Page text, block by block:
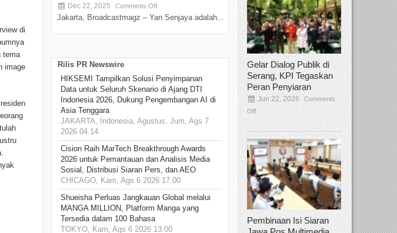
di
tema
image
Dec 22, 2025 Comments Off
Jakarta, Broadcastmagz – Yan Senjaya adalah...
Sep 08, 2025 Comments Off
Bekasi, Broadcastmagz – Dalam upaya
talenta...
Rilis PR Newswire
HIKSEMI Tampilkan Solusi Penyimpanan
Data untuk Seluruh Skenario di Ajang DTI
Indonesia 2026, Dukung Pengembangan AI di
Asia Tenggara
JAKARTA, Indonesia, Agustus, Jum, Ags 7
2026 04.14
Cision Raih MarTech Breakthrough Awards
2026 untuk Pemantauan dan Analisis Media
Sosial, Distribusi Siaran Pers, dan AEO
CHICAGO, Kam, Ags 6 2026 17.00
Shueisha Perluas Jangkauan Global melalui
MANGA MILLION, Platform Manga yang
Tersedia dalam 100 Bahasa
TOKYO, Kam, Ags 6 2026 13.00
Gelar Dialog Publik di
Serang, KPI Tegaskan
Peran Penyiaran
Jun 22, 2026
Comments
Off
Pembinaan Isi Siaran